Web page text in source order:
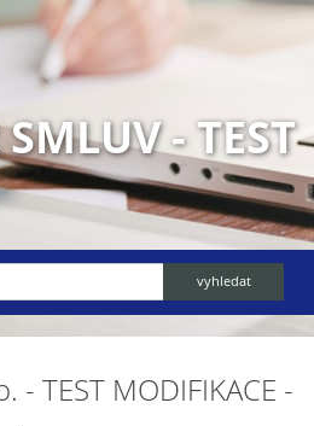
- TEST
- TEST MODIFIKACE -